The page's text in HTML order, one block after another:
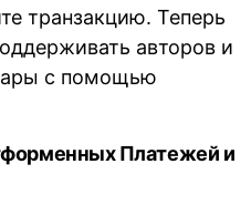
транзакцию. Теперь
авторов и
с помощью
Платежей и